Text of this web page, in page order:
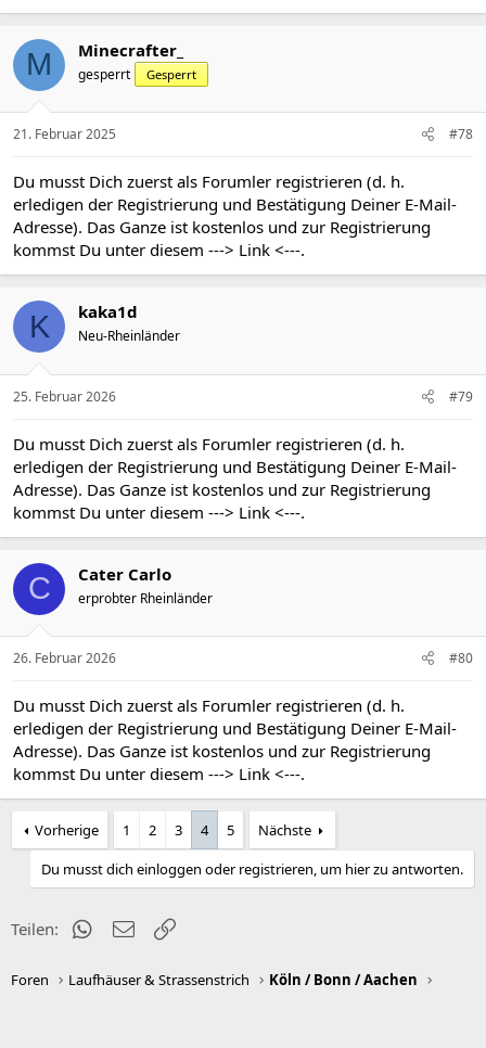
M Minecrafter_
gesperrt Gesperrt
21. Februar 2025 #78
Du musst Dich zuerst als Forumler registrieren (d. h.
erledigen der Registrierung und Bestätigung Deiner E-Mail-
Adresse). Das Ganze ist kostenlos und zur Registrierung
kommst Du unter diesem ---> Link <---.
K kaka1d
Neu-Rheinländer
25. Februar 2026 #79
Du musst Dich zuerst als Forumler registrieren (d. h.
erledigen der Registrierung und Bestätigung Deiner E-Mail-
Adresse). Das Ganze ist kostenlos und zur Registrierung
kommst Du unter diesem ---> Link <---.
C Cater Carlo
erprobter Rheinländer
26. Februar 2026 #80
Du musst Dich zuerst als Forumler registrieren (d. h.
erledigen der Registrierung und Bestätigung Deiner E-Mail-
Adresse). Das Ganze ist kostenlos und zur Registrierung
kommst Du unter diesem ---> Link <---.
Vorherige 1 2 3 4 5
Nächste
Du musst dich einloggen oder registrieren, um hier zu antworten.
Teilen: WhatsApp
E-Mail
Foren Laufhäuser & Strassenstrich Köln / Bonn / Aachen